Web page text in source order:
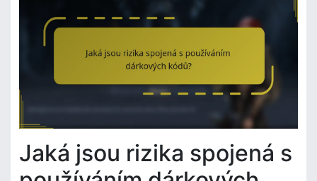
Jaká jsou rizika spojená s